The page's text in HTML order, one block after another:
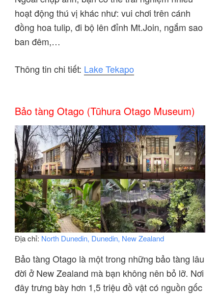
hoạt động thú vị khác như: vui chơi trên cánh
đồng hoa tulip, đi bộ lên đỉnh Mt.Join, ngắm sao
ban đêm,…
Thông tin chi tiết: Lake Tekapo
Bảo tàng Otago (Tūhura Otago Museum)
Địa chỉ: North Dunedin, Dunedin, New Zealand
Bảo tàng Otago là một trong những bảo tàng lâu
đời ở New Zealand mà bạn không nên bỏ lỡ. Nơi
đây trưng bày hơn 1,5 triệu đồ vật có nguồn gốc